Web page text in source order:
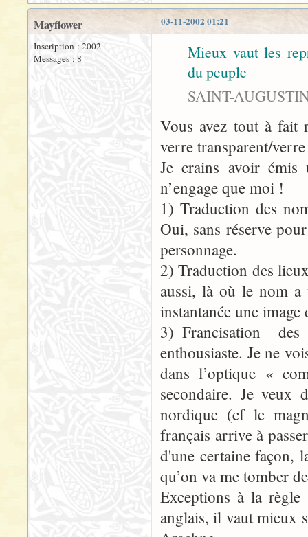
03-11-2002 01:21
Mayflower
Inscription : 2002
Messages : 8
Mieux vaut les
du peuple
SAINT-
Vous avez tout à fait
verre transparent/
Je crains avoir émis
n’engage que moi !
1) Traduction des
Oui, sans réserve
personnage.
2) Traduction des
aussi, là où le nom a
instantanée une image
3) Francisation des
enthousiaste. Je ne
dans l’optique «
secondaire. Je
nordique (cf le
français arrive à
d'une certaine façon,
qu’on va me tomber
Exceptions à la
anglais, il vaut mieux